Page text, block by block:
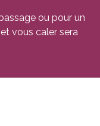
ou pour un
vous caler sera